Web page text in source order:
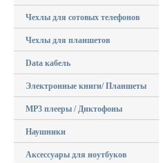
Чехлы для сотовых телефонов
Чехлы для планшетов
Data кабель
Электронные книги/ Планшеты
MP3 плееры / Диктофоны
Наушники
Аксессуары для ноутбуков